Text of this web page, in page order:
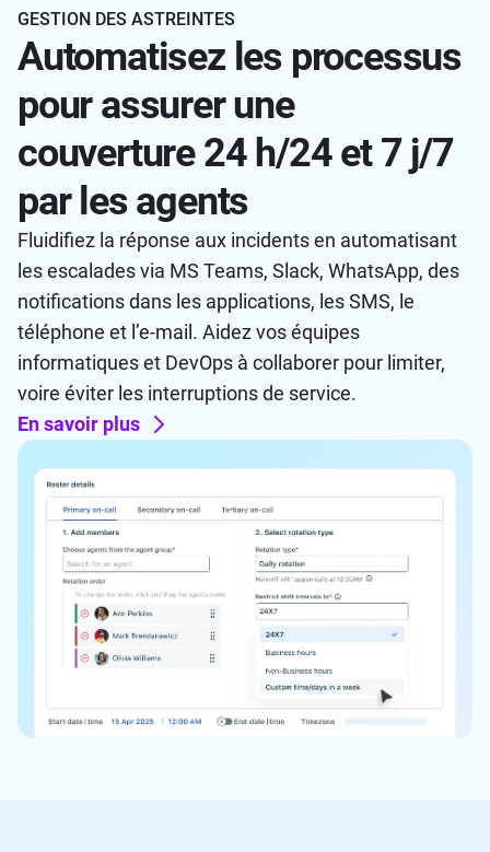
GESTION DES ASTREINTES
Automatisez les processus
pour assurer une
couverture 24 h/24 et 7 j/7
par les agents
Fluidifiez la réponse aux incidents en automatisant
les escalades via MS Teams, Slack, WhatsApp, des
notifications dans les applications, les SMS, le
téléphone et l’e-mail. Aidez vos équipes
informatiques et DevOps à collaborer pour limiter,
voire éviter les interruptions de service.
En savoir plus